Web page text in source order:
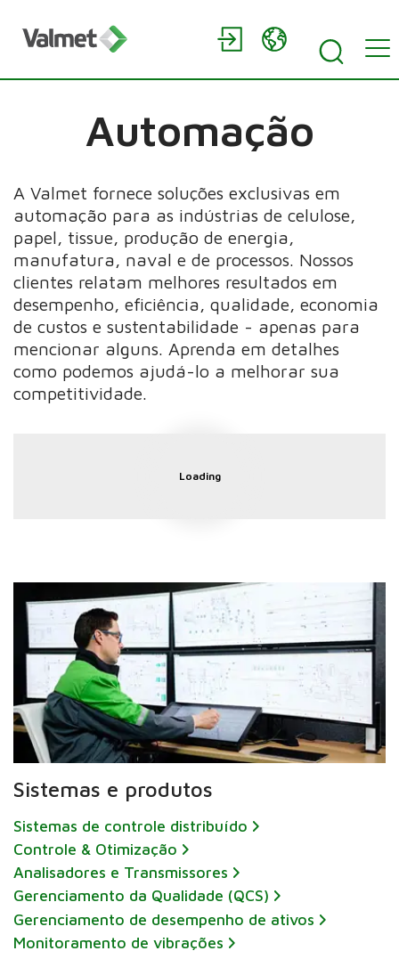
Automação
A Valmet fornece soluções exclusivas em
automação para as indústrias de celulose,
papel, tissue, produção de energia,
manufatura, naval e de processos. Nossos
clientes relatam melhores resultados em
desempenho, eficiência, qualidade, economia
de custos e sustentabilidade - apenas para
mencionar alguns. Aprenda em detalhes
como podemos ajudá-lo a melhorar sua
competitividade.
Loading
Sistemas e produtos
Sistemas de controle distribuído
Controle & Otimização
Analisadores e Transmissores
Gerenciamento da Qualidade (QCS)
Gerenciamento de desempenho de ativos
Monitoramento de vibrações